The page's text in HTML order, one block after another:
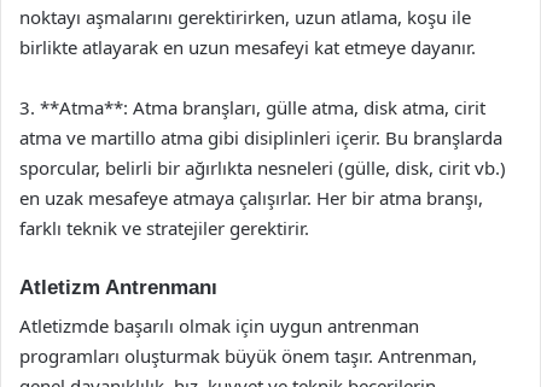
noktayı aşmalarını gerektirirken, uzun atlama, koşu ile
birlikte atlayarak en uzun mesafeyi kat etmeye dayanır.
3. **Atma**: Atma branşları, gülle atma, disk atma, cirit
atma ve martillo atma gibi disiplinleri içerir. Bu branşlarda
sporcular, belirli bir ağırlıkta nesneleri (gülle, disk, cirit vb.)
en uzak mesafeye atmaya çalışırlar. Her bir atma branşı,
farklı teknik ve stratejiler gerektirir.
Atletizm Antrenmanı
Atletizmde başarılı olmak için uygun antrenman
programları oluşturmak büyük önem taşır. Antrenman,